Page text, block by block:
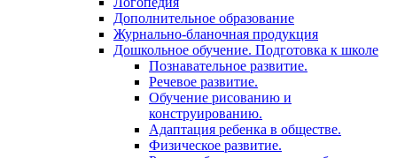
Дополнительное образование
Журнально-бланочная продукция
Дошкольное обучение. Подготовка к школе
Познавательное развитие.
Речевое развитие.
Обучение рисованию и
конструированию.
Адаптация ребенка в обществе.
Физическое развитие.